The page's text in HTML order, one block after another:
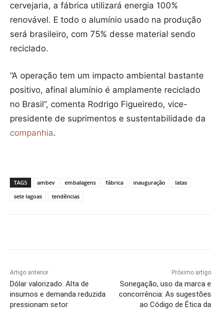
cervejaria, a fábrica utilizará energia 100%
renovável. E todo o alumínio usado na produção
será brasileiro, com 75% desse material sendo
reciclado.
“A operação tem um impacto ambiental bastante
positivo, afinal alumínio é amplamente reciclado
no Brasil”, comenta Rodrigo Figueiredo, vice-
presidente de suprimentos e sustentabilidade da
companhia.
TAGS ambev embalagens fábrica inauguração
latas
sete lagoas
tendências
Artigo anterior
Dólar valorizado: Alta de
insumos e demanda reduzida
pressionam setor
Próximo artigo
Sonegação, uso da marca e
concorrência: As sugestões
ao Código de Ética da